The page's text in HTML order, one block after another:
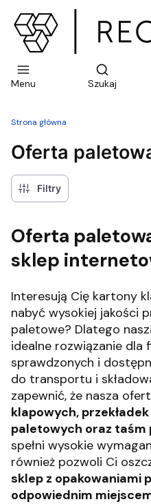
Menu
Otwórz
Szukaj
Strona główna
Oferta
Filtry
Oferta
sklep
Interesują Cię kartony
nabyć wysokiej jakości
paletowe? Dlatego
idealne rozwiązanie
sprawdzonych i
do transportu i
zapewnić, że nasza
klapowych,
paletowych oraz taśm
spełni wysokie
również pozwoli Ci
sklep z opakowaniami
odpowiednim